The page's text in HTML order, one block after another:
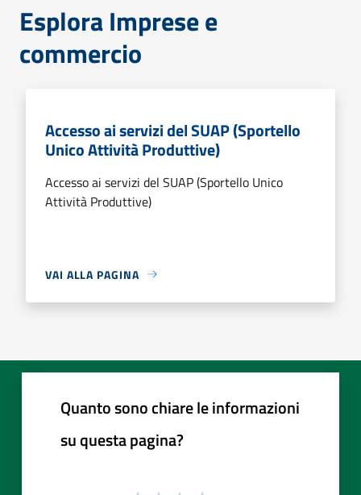
Esplora Imprese e
commercio
Accesso ai servizi del SUAP (Sportello
Unico Attività Produttive)
Accesso ai servizi del SUAP (Sportello Unico
Attività Produttive)
VAI ALLA PAGINA
Quanto sono chiare le informazioni
su questa pagina?